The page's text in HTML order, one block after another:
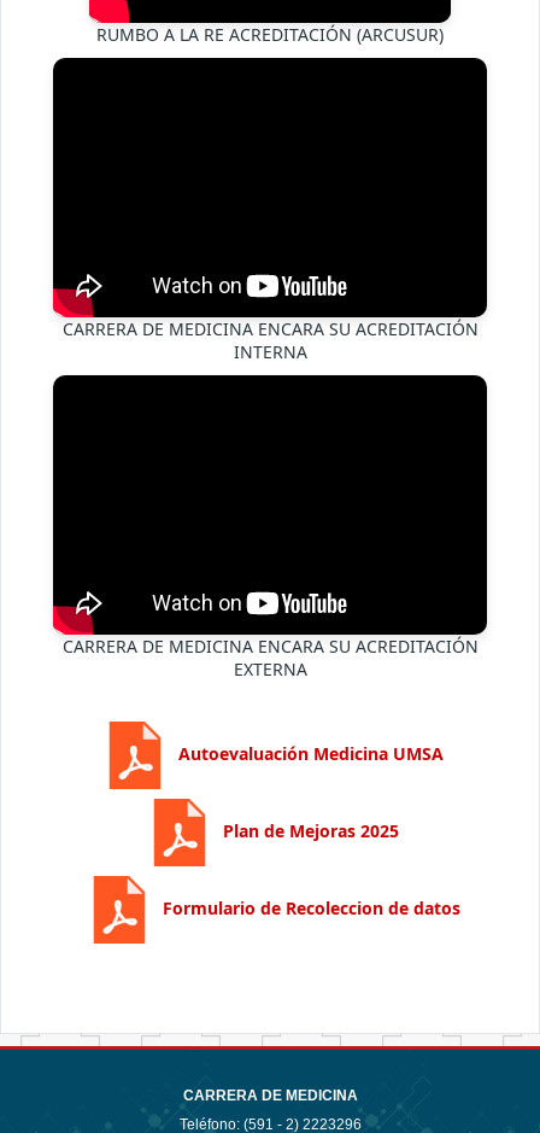
RUMBO A LA RE ACREDITACIÓN (ARCUSUR)
CARRERA DE MEDICINA ENCARA SU ACREDITACIÓN
INTERNA
CARRERA DE MEDICINA ENCARA SU ACREDITACIÓN
EXTERNA
Autoevaluación Medicina UMSA
Plan de Mejoras 2025
Formulario de Recoleccion de datos
CARRERA DE MEDICINA
Teléfono: (591 - 2) 2223296